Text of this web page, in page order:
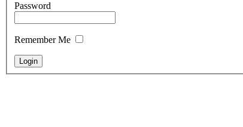
Password
Remember Me